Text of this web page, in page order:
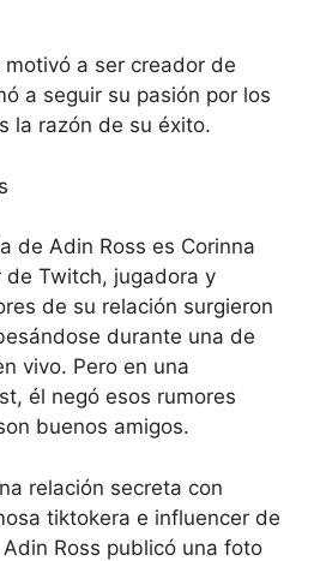
a ser creador de
a seguir su pasión por los
la razón de su éxito.
de Adin Ross es Corinna
de Twitch, jugadora y
de su relación surgieron
durante una de
vivo. Pero en una
él negó esos rumores
buenos amigos.
relación secreta con
tiktokera e influencer de
Ross publicó una foto